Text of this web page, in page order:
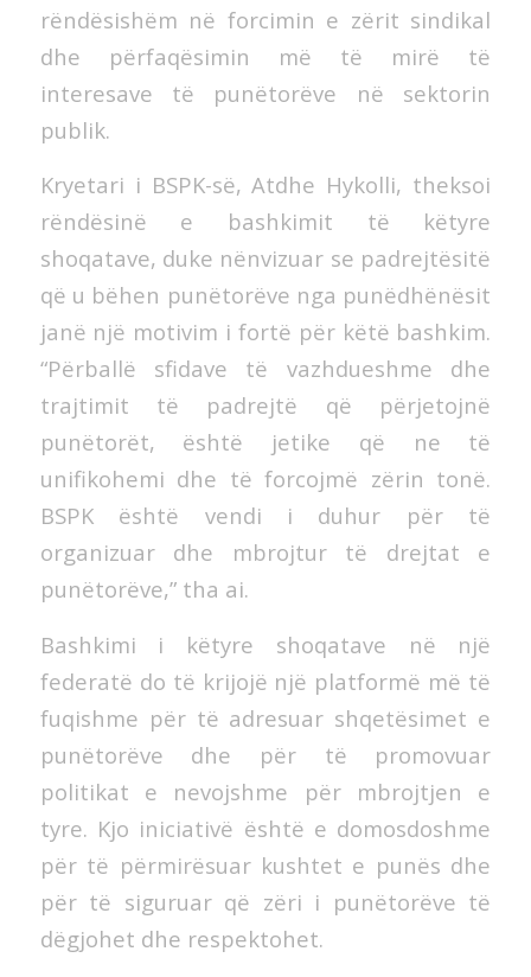
rëndësishëm në forcimin e zërit sindikal
dhe përfaqësimin më të mirë të
interesave të punëtorëve në sektorin
publik.
Kryetari i BSPK-së, Atdhe Hykolli, theksoi
rëndësinë e bashkimit të këtyre
shoqatave, duke nënvizuar se padrejtësitë
që u bëhen punëtorëve nga punëdhënësit
janë një motivim i fortë për këtë bashkim.
“Përballë sfidave të vazhdueshme dhe
trajtimit të padrejtë që përjetojnë
punëtorët, është jetike që ne të
unifikohemi dhe të forcojmë zërin tonë.
BSPK është vendi i duhur për të
organizuar dhe mbrojtur të drejtat e
punëtorëve,” tha ai.
Bashkimi i këtyre shoqatave në një
federatë do të krijojë një platformë më të
fuqishme për të adresuar shqetësimet e
punëtorëve dhe për të promovuar
politikat e nevojshme për mbrojtjen e
tyre. Kjo iniciativë është e domosdoshme
për të përmirësuar kushtet e punës dhe
për të siguruar që zëri i punëtorëve të
dëgjohet dhe respektohet.